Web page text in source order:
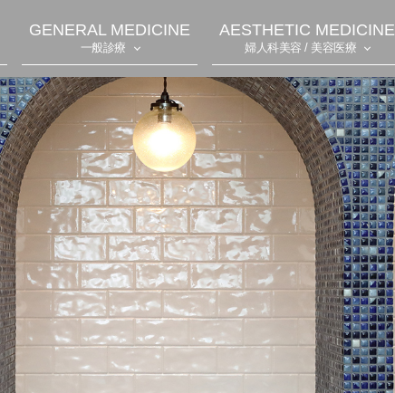
GENERAL MEDICINE
一般診療
AESTHETIC MEDICINE
婦人科美容 / 美容医療